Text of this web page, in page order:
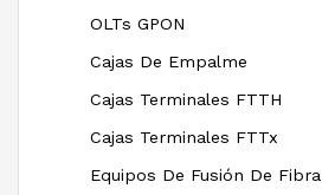
OLTs GPON
Cajas De Empalme
Cajas Terminales FTTH
Cajas Terminales FTTx
Equipos De Fusión De Fibra